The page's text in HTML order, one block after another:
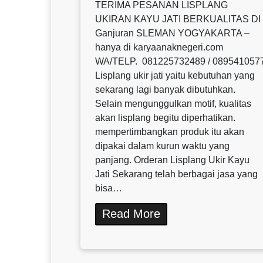
TERIMA PESANAN LISPLANG
UKIRAN KAYU JATI BERKUALITAS DI
Ganjuran SLEMAN YOGYAKARTA –
hanya di karyaanaknegeri.com
WA/TELP. 081225732489 /
Lisplang ukir jati yaitu kebutuhan yang
sekarang lagi banyak dibutuhkan.
Selain mengunggulkan motif, kualitas
akan lisplang begitu diperhatikan.
mempertimbangkan produk itu akan
dipakai dalam kurun waktu yang
panjang. Orderan Lisplang Ukir Kayu
Jati Sekarang telah berbagai jasa yang
bisa…
Read More